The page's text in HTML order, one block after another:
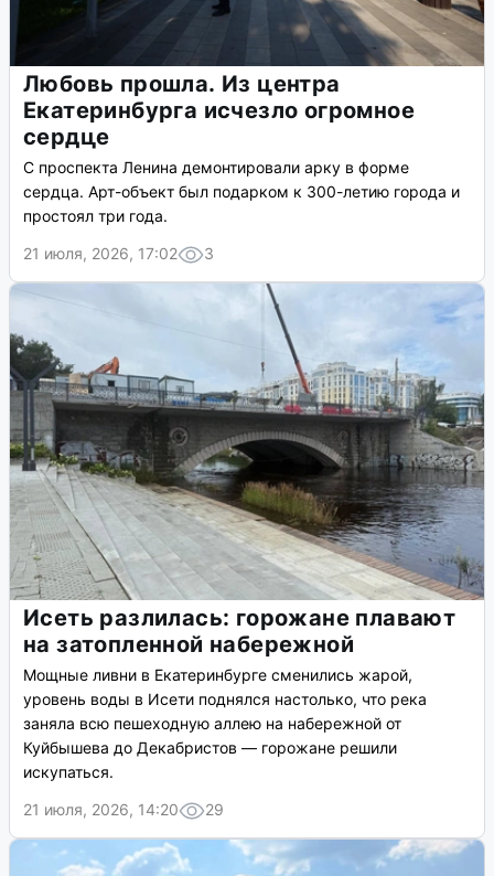
Любовь прошла. Из центра
Екатеринбурга исчезло огромное
сердце
С проспекта Ленина демонтировали арку в форме
сердца. Арт-объект был подарком к 300-летию города и
простоял три года.
21 июля, 2026, 17:02
3
Исеть разлилась: горожане плавают
на затопленной набережной
Мощные ливни в Екатеринбурге сменились жарой,
уровень воды в Исети поднялся настолько, что река
заняла всю пешеходную аллею на набережной от
Куйбышева до Декабристов — горожане решили
искупаться.
21 июля, 2026, 14:20
29